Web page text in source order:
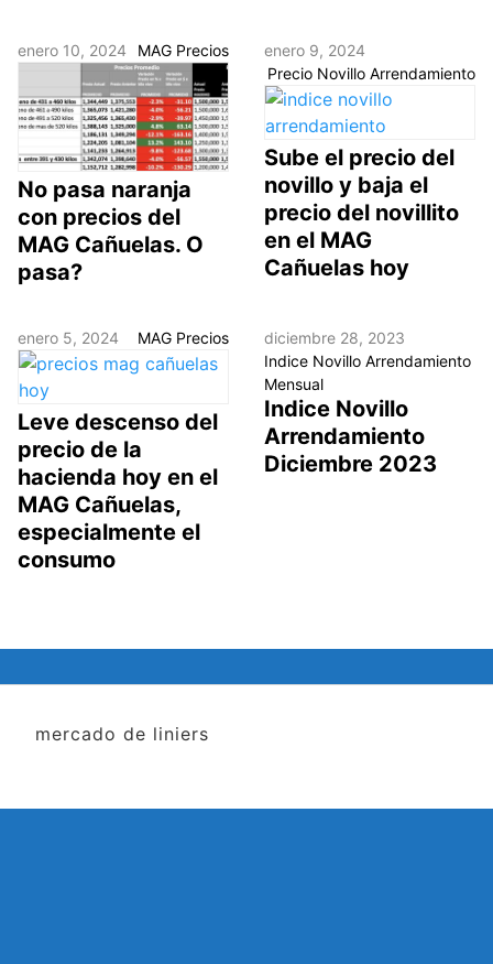
enero 10, 2024 MAG Precios
No pasa naranja
con precios del
MAG Cañuelas. O
pasa?
enero 9, 2024
Precio Novillo Arrendamiento
Sube el precio del
novillo y baja el
precio del novillito
en el MAG
Cañuelas hoy
enero 5, 2024 MAG Precios
Leve descenso del
precio de la
hacienda hoy en el
MAG Cañuelas,
especialmente el
consumo
diciembre 28, 2023
Indice Novillo Arrendamiento
Mensual
Indice Novillo
Arrendamiento
Diciembre 2023
mercado de liniers